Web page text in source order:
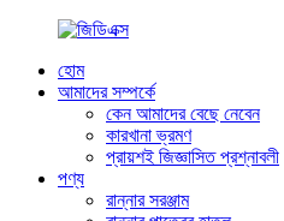
হোম
আমাদের সম্পর্কে
কেন আমাদের বেছে নেবেন
কারখানা ভ্রমণ
প্রায়শই জিজ্ঞাসিত প্রশ্নাবলী
পণ্য
রান্নার সরঞ্জাম